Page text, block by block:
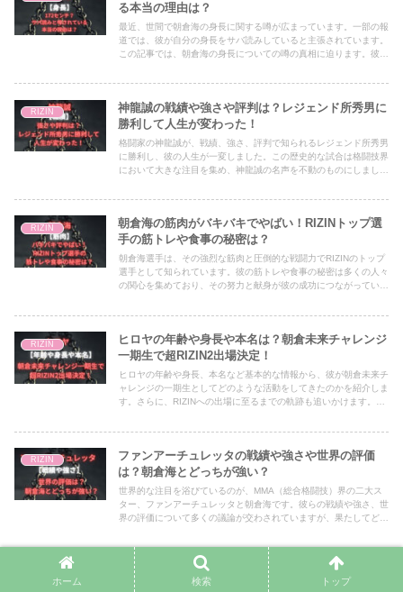
る本当の理由は？
最近、世間で朝倉海の身長に関する噂が広まっています。一部の報
道では、彼が自分の身長をサバ読みしていると主張されています。
この記事では、朝倉海の身長についての噂の真相に迫ります。彼は
ような噂が広まる背景とは何なのでしょうか？真相が明らかにされ
るまでの経緯や、噂が広まった背景について考察していきます。
RIZIN
神龍誠の戦績や強さや評判は？レジェンド所秀男に
勝利して人生が変わった！
格闘家の神龍誠が、戦績、強さ、評判で知られるレジェンド所秀男
に勝利し、彼の人生が一変しました。この歴史的な試合は格闘技界
において大きな注目を集め、神龍誠の名声を不動のものにしまし
スポーツ愛好者にとって、神龍誠の成功は勇気や希望を与えるもの
となることでしょう。
RIZIN
朝倉海の筋肉がバキバキでやばい！RIZINトップ選
手の筋トレや食事の秘密は？
朝倉海選手は、その強烈な筋肉と圧倒的な戦闘力でRIZINのトップ
選手として知られています。彼の筋トレや食事の秘密は多くの人々
の関心を集めており、その努力と献身が彼の成功につながっている
トを紹介していきます。
RIZIN
ヒロヤの年齢や身長や本名は？朝倉未来チャレンジ
一期生で超RIZIN2出場決定！
ヒロヤの年齢や身長、本名など基本的な情報から、彼が朝倉未来チ
ャレンジの一期生としてどのような活動をしてきたのかを紹介しま
す。さらに、RIZINへの出場に至るまでの軌跡も追いかけます。ヒ
RIZIN
ファンアーチュレッタの戦績や強さや世界の評価
は？朝倉海とどっちが強い？
世界的な注目を浴びているのが、MMA（総合格闘技）界の二大ス
ター、ファンアーチュレッタと朝倉海です。彼らの戦績や強さ、世
界の評価について多くの議論が交わされていますが、果たしてどち
や実績を分析し、その強さについて検証してまいります。
伊藤裕樹の戦績や経歴は？超RIZIN2で朝倉未来一
期生のヒロヤと対戦決定！
ホーム 検索 トップ